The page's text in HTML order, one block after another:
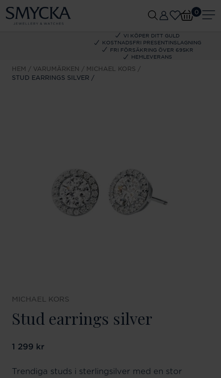
VI KÖPER DITT GULD
KOSTNADSFRI PRESENTINSLAGNING
FRI FÖRSÄKRING ÖVER 695KR
HEMLEVERANS
0
HEM VARUMÄRKEN
MICHAEL KORS
STUD EARRINGS SILVER
MICHAEL KORS
Stud earrings silver
Pris:1 299 kr
1 299 kr
Trendiga studs i sterlingsilver med en stor